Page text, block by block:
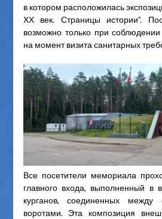
в котором расположилась
ХХ век. Страницы истории”.
возможно только при
на момент визита санитарных
Все посетители мемориала
главного входа, выполненный в
курганов, соединенных между
воротами. Эта композиция